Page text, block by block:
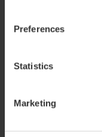
Preferences
Statistics
Marketing